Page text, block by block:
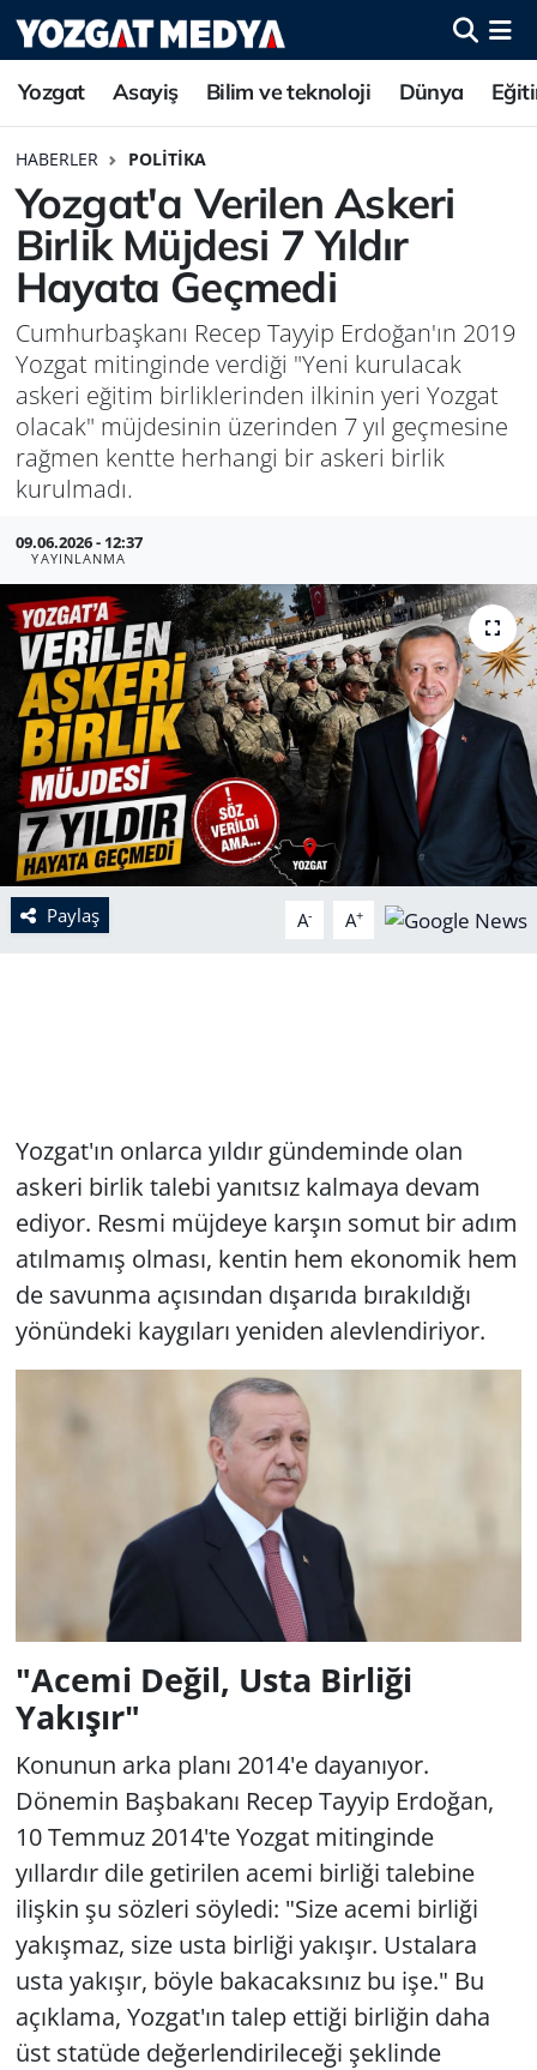
Yozgat Asayiş Bilim ve teknoloji Dünya
HABERLER POLITIKA
Yozgat'a Verilen Askeri
Birlik Müjdesi 7 Yıldır
Hayata Geçmedi
Cumhurbaşkanı Recep Tayyip Erdoğan'ın 2019
Yozgat mitinginde verdiği "Yeni kurulacak
askeri eğitim birliklerinden ilkinin yeri Yozgat
olacak" müjdesinin üzerinden 7 yıl geçmesine
rağmen kentte herhangi bir askeri birlik
kurulmadı.
09.06.2026 - 12:37
YAYINLANMA
Paylaş A- A+
Yozgat'ın onlarca yıldır gündeminde olan
askeri birlik talebi yanıtsız kalmaya devam
ediyor. Resmi müjdeye karşın somut bir adım
atılmamış olması, kentin hem ekonomik hem
de savunma açısından dışarıda bırakıldığı
yönündeki kaygıları yeniden alevlendiriyor.
"Acemi Değil, Usta Birliği
Yakışır"
Konunun arka planı 2014'e dayanıyor.
Dönemin Başbakanı Recep Tayyip Erdoğan,
10 Temmuz 2014'te Yozgat mitinginde
yıllardır dile getirilen acemi birliği talebine
ilişkin şu sözleri söyledi: "Size acemi birliği
yakışmaz, size usta birliği yakışır. Ustalara
usta yakışır, böyle bakacaksınız bu işe." Bu
açıklama, Yozgat'ın talep ettiği birliğin daha
üst statüde değerlendirileceği şeklinde